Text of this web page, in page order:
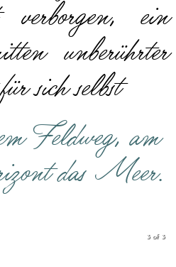
verborgen, ein
unberührter
sich selbst
Feldweg, am
das Meer.
3 of 3